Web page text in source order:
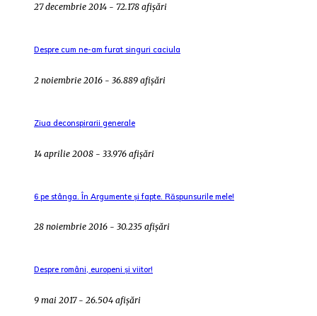
27 decembrie 2014 - 72.178 afișări
Despre cum ne-am furat singuri caciula
2 noiembrie 2016 - 36.889 afișări
Ziua deconspirarii generale
14 aprilie 2008 - 33.976 afișări
6 pe stânga. În Argumente și fapte. Răspunsurile mele!
28 noiembrie 2016 - 30.235 afișări
Despre români, europeni și viitor!
9 mai 2017 - 26.504 afișări